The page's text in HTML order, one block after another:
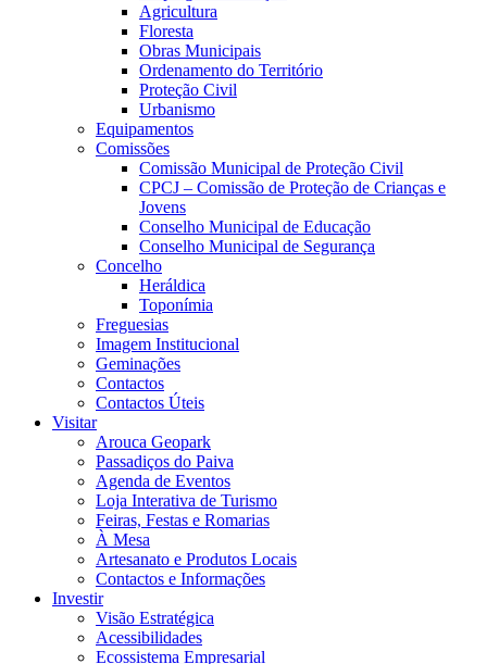
Agricultura
Floresta
Obras Municipais
Ordenamento do Território
Proteção Civil
Urbanismo
Equipamentos
Comissões
Comissão Municipal de Proteção Civil
CPCJ – Comissão de Proteção de Crianças e
Jovens
Conselho Municipal de Educação
Conselho Municipal de Segurança
Concelho
Heráldica
Toponímia
Freguesias
Imagem Institucional
Geminações
Contactos
Contactos Úteis
Visitar
Arouca Geopark
Passadiços do Paiva
Agenda de Eventos
Loja Interativa de Turismo
Feiras, Festas e Romarias
À Mesa
Artesanato e Produtos Locais
Contactos e Informações
Investir
Visão Estratégica
Acessibilidades
Ecossistema Empresarial